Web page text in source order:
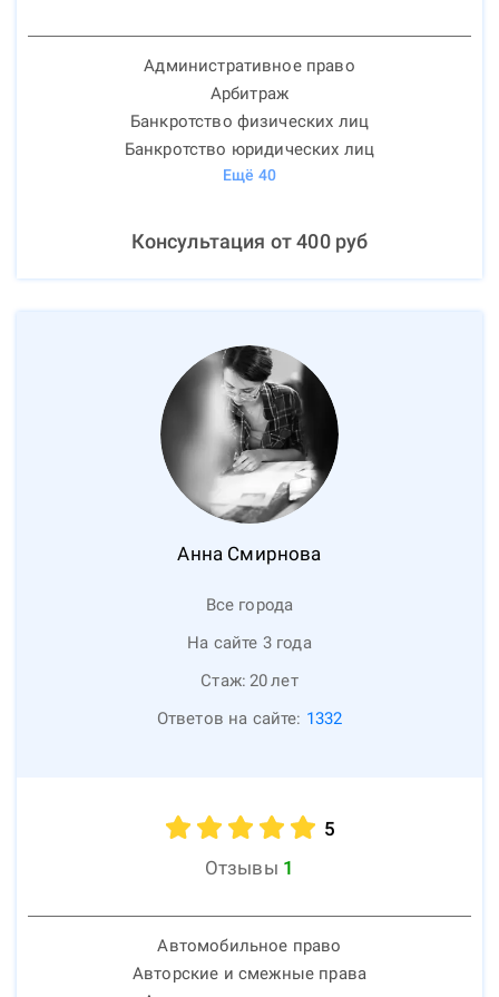
Административное право
Арбитраж
Банкротство физических лиц
Банкротство юридических лиц
Ещё 40
Консультация от400руб
Анна Смирнова
Все города
На сайте 3 года
Стаж: 20лет
Ответов на сайте: 1332
5
Отзывы 1
Автомобильное право
Авторские и смежные права